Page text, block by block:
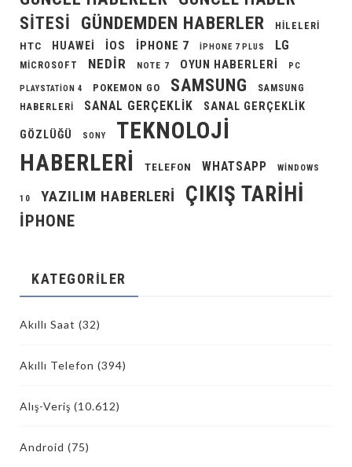
SITESI
GÜNDEMDEN HABERLER
HILELERI
HTC
HUAWEI IOS IPHONE 7 IPHONE 7 PLUS LG
MICROSOFT NEDIR NOTE 7 OYUN HABERLERI PC
PLAYSTATION 4 POKEMON GO SAMSUNG
SAMSUNG
HABERLERI
SANAL GERÇEKLIK SANAL GERÇEKLIK
GÖZLÜĞÜ SONY
TEKNOLOJI
HABERLERI
TELEFON WHATSAPP WINDOWS
10 YAZILIM HABERLERI ÇIKIŞ TARIHI
İPHONE
KATEGORILER
Akıllı Saat (32)
Akıllı Telefon (394)
Alış-Veriş (10.612)
Android (75)